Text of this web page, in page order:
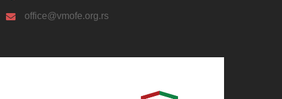
office@vmofe.org.rs